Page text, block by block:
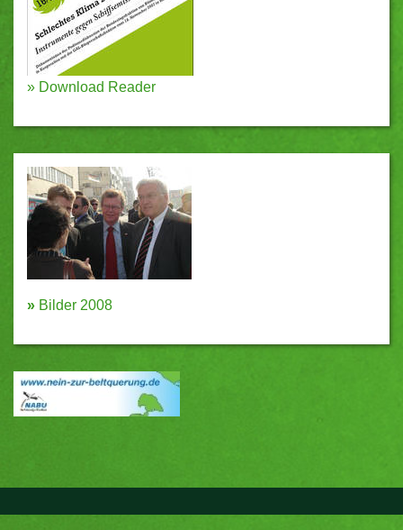
» Download Reader
» Bilder 2008